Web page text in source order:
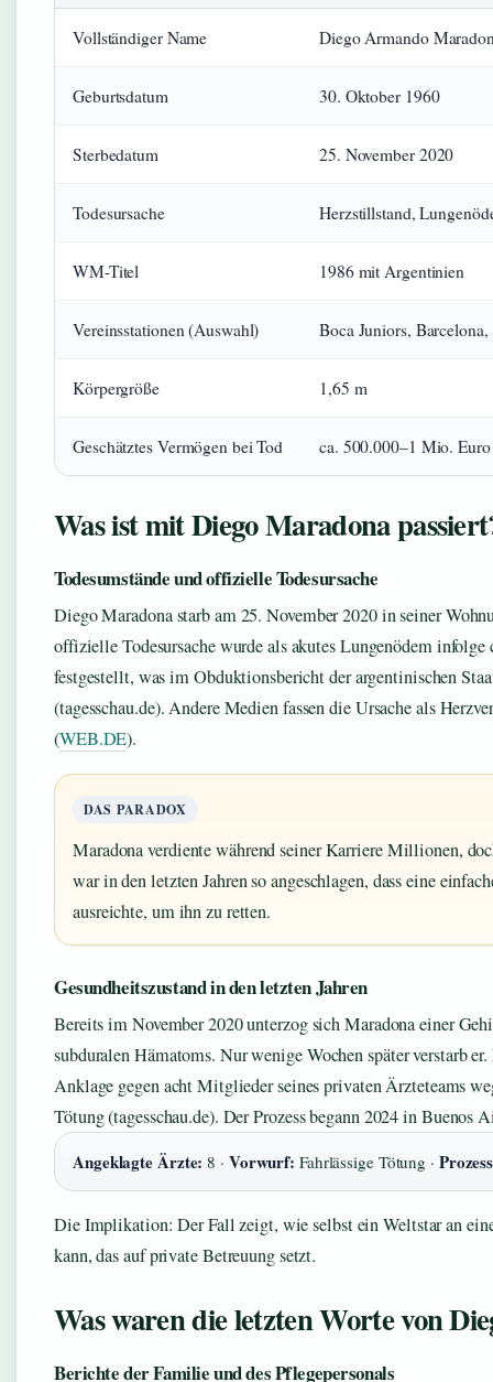
Vollständiger Name Diego Armando
Geburtsdatum 30. Oktober 1960
Sterbedatum 25. November 2020
Todesursache Herzstillstand,
WM-Titel 1986 mit Argentinien
Vereinsstationen (Auswahl) Boca Juniors,
Körpergröße 1,65 m
Geschätztes Vermögen bei Tod ca. 500.000–1 Mio. Euro
Was ist mit Diego Maradona
Todesumstände und offizielle Todesursache
Diego Maradona starb am 25. November 2020 in seiner
offizielle Todesursache wurde als akutes Lungenödem
festgestellt, was im Obduktionsbericht der argentinischen
(tagesschau.de). Andere Medien fassen die Ursache als
(WEB.DE).
DAS PARADOX
Maradona verdiente während seiner Karriere Millionen,
war in den letzten Jahren so angeschlagen, dass eine
ausreichte, um ihn zu retten.
Gesundheitszustand in den letzten Jahren
Bereits im November 2020 unterzog sich Maradona einer
subduralen Hämatoms. Nur wenige Wochen später verstarb
Anklage gegen acht Mitglieder seines privaten Ärzteteams
Tötung (tagesschau.de). Der Prozess begann 2024 in Buenos
Angeklagte Ärzte: 8 · Vorwurf: Fahrlässige Tötung ·
Die Implikation: Der Fall zeigt, wie selbst ein Weltstar an
kann, das auf private Betreuung setzt.
Was waren die letzten Worte von
Berichte der Familie und des Pflegepersonals